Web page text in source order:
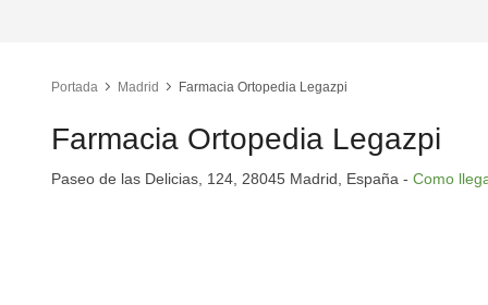
Portada Madrid Farmacia Ortopedia Legazpi
Farmacia Ortopedia Legazpi
Paseo de las Delicias, 124, 28045 Madrid, España - Como